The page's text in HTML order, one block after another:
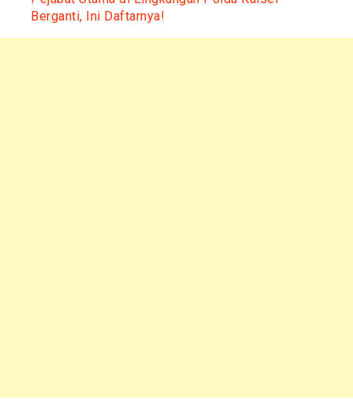
Berganti, Ini Daftarnya!